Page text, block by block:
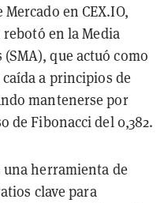
en CEX.IO,
en la Media
que actuó como
a principios de
mantenerse por
de Fibonacci del 0,382.
una herramienta de
clave para